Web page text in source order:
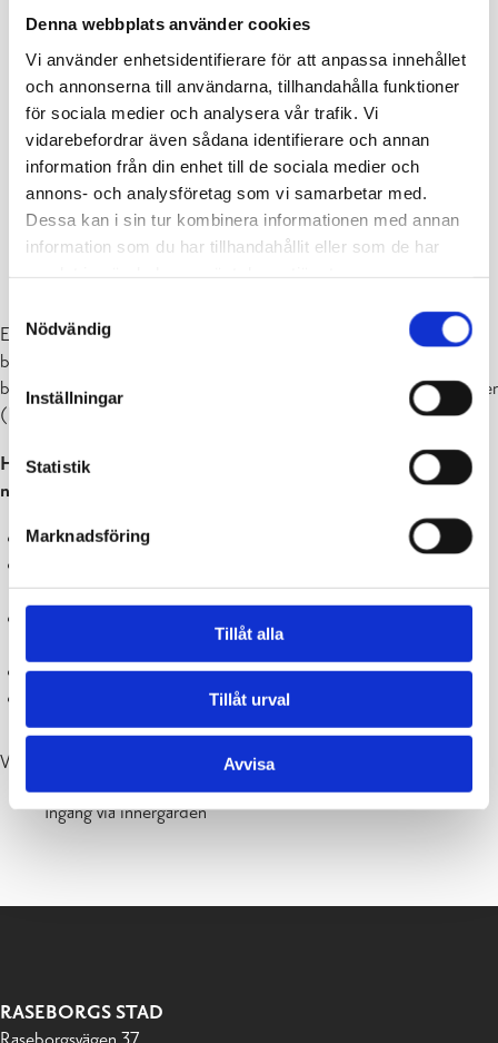
Denna webbplats använder cookies
Vi använder enhetsidentifierare för att anpassa innehållet
och annonserna till användarna, tillhandahålla funktioner
för sociala medier och analysera vår trafik. Vi
vidarebefordrar även sådana identifierare och annan
information från din enhet till de sociala medier och
annons- och analysföretag som vi samarbetar med.
Dessa kan i sin tur kombinera informationen med annan
information som du har tillhandahållit eller som de har
Nödvändig
Inställningar
Statistik
Marknadsföring
Tillåt alla
Tillåt urval
Avvisa
En del av Raseborgs stads verksamheter som erbjuder tjänster för
barn, unga och familjer har nyligen flyttat till Raseborgsvägen 5. Nu
bjuder vi på öppet hus med roligt program för barn och barnfamiljer
(bland annat ansiktsmålning).
Hjärtligt välkomna att bekanta er med vår verksamhet och våra
nya utrymmen!
Mödra-, barn- och preventivrådgivning
hemservice för barnfamiljer, servicekoordinator)
Barn- och ungdomsmottagningen (familjeterapeuter,
Barnhabilitering (tal-, fysio- och ergoterapi)
Vi bjuder på bulle, saft och kaffe!
Ingång via innergården
RASEBORGS STAD